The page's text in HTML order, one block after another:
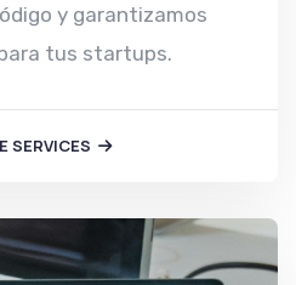
y garantizamos
tus startups.
SERVICES